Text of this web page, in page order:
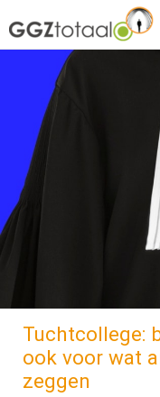
over GGZTotaal
Home Nieuws
Tuchtcollege:
ook voor wat
zeggen